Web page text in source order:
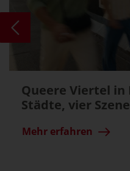
Queere Viertel in
Städte, vier
Mehr erfahren